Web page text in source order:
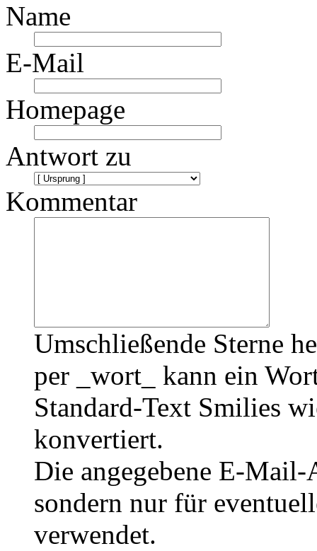
Name
E-Mail
Homepage
Antwort zu
Kommentar
Umschließende Sterne
per _wort_ kann ein
Standard-Text Smilies
konvertiert.
Die angegebene E-
sondern nur für
verwendet.